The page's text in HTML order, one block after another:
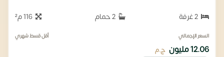
116 م²
السعر الإجمالي
12.06 مليون ج.م
أقل قسط شهري